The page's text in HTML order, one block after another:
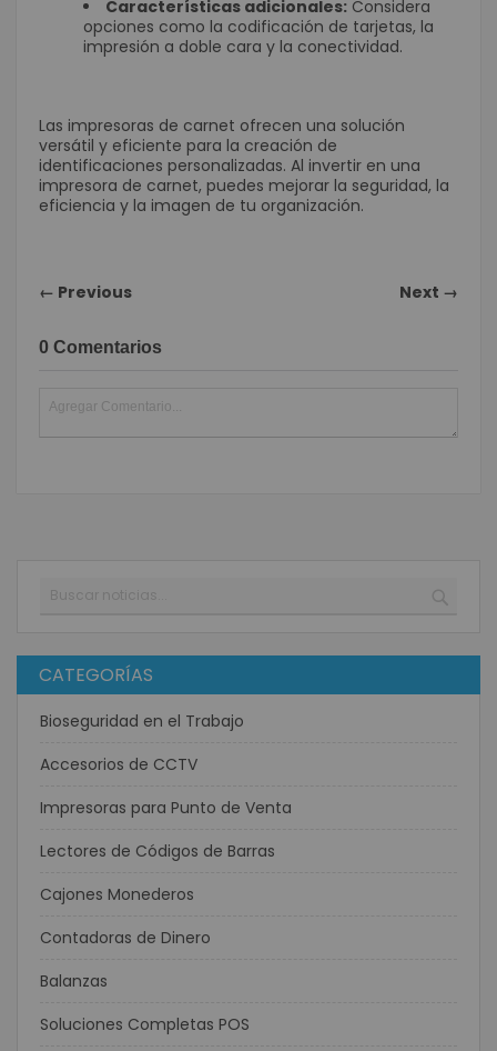
Características adicionales: Considera
opciones como la codificación de tarjetas, la
impresión a doble cara y la conectividad.
Las impresoras de carnet ofrecen una solución
versátil y eficiente para la creación de
identificaciones personalizadas. Al invertir en una
impresora de carnet, puedes mejorar la seguridad, la
eficiencia y la imagen de tu organización.
← Previous Next →
0 Comentarios
Buscar
CATEGORÍAS
Bioseguridad en el Trabajo
Accesorios de CCTV
Impresoras para Punto de Venta
Lectores de Códigos de Barras
Cajones Monederos
Contadoras de Dinero
Balanzas
Soluciones Completas POS